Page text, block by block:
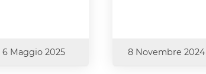
6 Maggio 2025 8 Novembre 2024